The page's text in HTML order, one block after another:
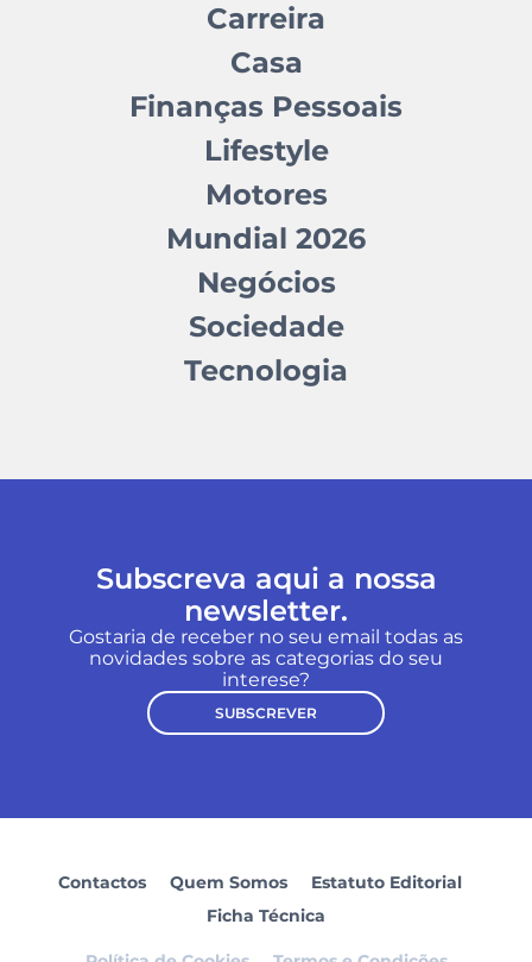
Carreira
Casa
Finanças Pessoais
Lifestyle
Motores
Mundial 2026
Negócios
Sociedade
Tecnologia
Subscreva aqui a nossa
newsletter.
Gostaria de receber no seu email todas as
novidades sobre as categorias do seu
interese?
SUBSCREVER
Contactos Quem Somos
Estatuto Editorial
Ficha Técnica